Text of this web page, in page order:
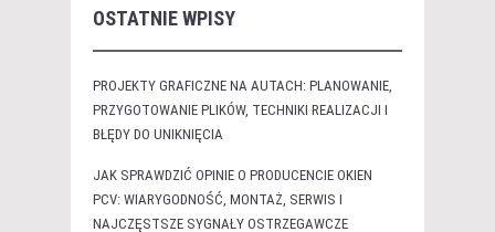
OSTATNIE WPISY
PROJEKTY GRAFICZNE NA AUTACH: PLANOWANIE,
PRZYGOTOWANIE PLIKÓW, TECHNIKI REALIZACJI I
BŁĘDY DO UNIKNIĘCIA
JAK SPRAWDZIĆ OPINIE O PRODUCENCIE OKIEN
PCV: WIARYGODNOŚĆ, MONTAŻ, SERWIS I
NAJCZĘSTSZE SYGNAŁY OSTRZEGAWCZE